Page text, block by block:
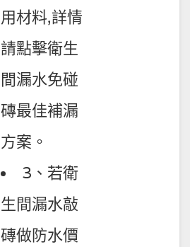
用材料,詳情
請點擊衛生
間漏水免碰
磚最佳補漏
方案。
3、若衛
生間漏水敲
磚做防水價